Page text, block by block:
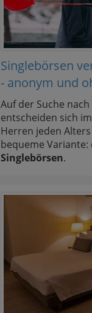
Singlebörsen
- anonym und
Auf der Suche
entscheiden sich
Herren jeden
bequeme Variante:
Singlebörsen.